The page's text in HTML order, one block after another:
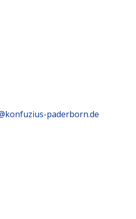
paderborn.de